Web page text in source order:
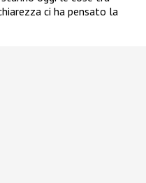
ci ha pensato la